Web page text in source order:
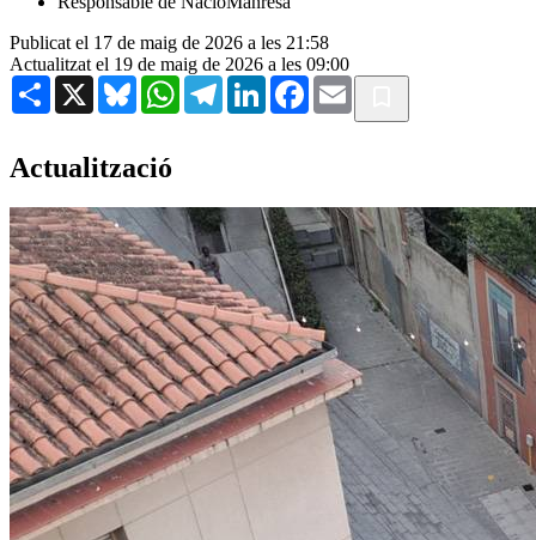
Publicat el 17 de maig de 2026 a les 21:58
Actualitzat el 19 de maig de 2026 a les 09:00
Share X BlueskyWhatsAppTelegramLinkedInFacebook
Email
Actualització